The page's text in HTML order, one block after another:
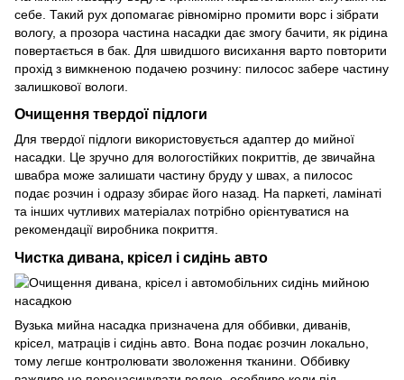
себе. Такий рух допомагає рівномірно промити ворс і зібрати
вологу, а прозора частина насадки дає змогу бачити, як рідина
повертається в бак. Для швидшого висихання варто повторити
прохід з вимкненою подачею розчину: пилосос забере частину
залишкової вологи.
Очищення твердої підлоги
Для твердої підлоги використовується адаптер до мийної
насадки. Це зручно для вологостійких покриттів, де звичайна
швабра може залишати частину бруду у швах, а пилосос
подає розчин і одразу збирає його назад. На паркеті, ламінаті
та інших чутливих матеріалах потрібно орієнтуватися на
рекомендації виробника покриття.
Чистка дивана, крісел і сидінь авто
Вузька мийна насадка призначена для оббивки, диванів,
крісел, матраців і сидінь авто. Вона подає розчин локально,
тому легше контролювати зволоження тканини. Оббивку